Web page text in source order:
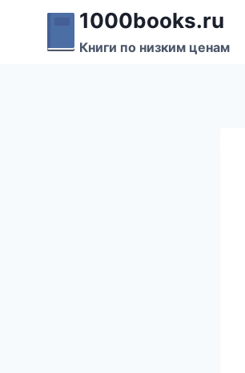
Перейти
содержимому
1000books.ru
Книги по низким ценам